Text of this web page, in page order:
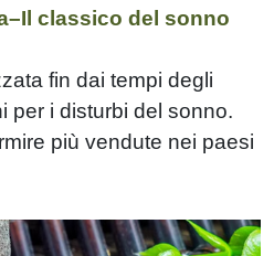
classico del sonno
fin dai tempi degli
per i disturbi del sonno.
più vendute nei paesi